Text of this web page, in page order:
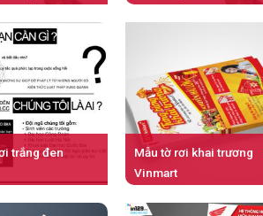
trắng đen
Mẫu tờ rơi khai trương
Vinmart